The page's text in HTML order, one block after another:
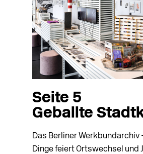
Seite 5
Geballte
Das Berliner Werkbundarchiv
Dinge feiert Ortswechsel und